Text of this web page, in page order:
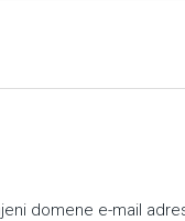
domene e-mail